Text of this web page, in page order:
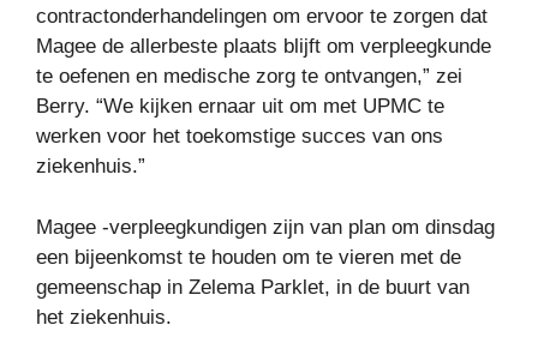
contractonderhandelingen om ervoor te zorgen dat
Magee de allerbeste plaats blijft om verpleegkunde
te oefenen en medische zorg te ontvangen,” zei
Berry. “We kijken ernaar uit om met UPMC te
werken voor het toekomstige succes van ons
ziekenhuis.”
Magee -verpleegkundigen zijn van plan om dinsdag
een bijeenkomst te houden om te vieren met de
gemeenschap in Zelema Parklet, in de buurt van
het ziekenhuis.